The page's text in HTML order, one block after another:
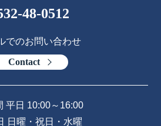
48-0512
でのお問い合わせ
Contact
平日 10:00～16:00
日曜・祝日・水曜